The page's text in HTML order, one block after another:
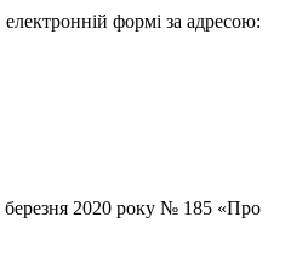
формі за адресою:
березня 2020 року № 185 «Про